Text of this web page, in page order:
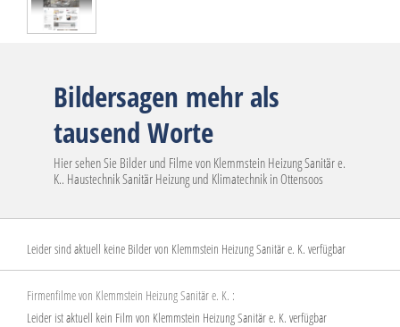
Bildersagen mehr als
tausend Worte
Hier sehen Sie Bilder und Filme von Klemmstein Heizung Sanitär e.
K.. Haustechnik Sanitär Heizung und Klimatechnik in Ottensoos
Leider sind aktuell keine Bilder von Klemmstein Heizung Sanitär e. K. verfügbar
Firmenfilme von Klemmstein Heizung Sanitär e. K. :
Leider ist aktuell kein Film von Klemmstein Heizung Sanitär e. K. verfügbar